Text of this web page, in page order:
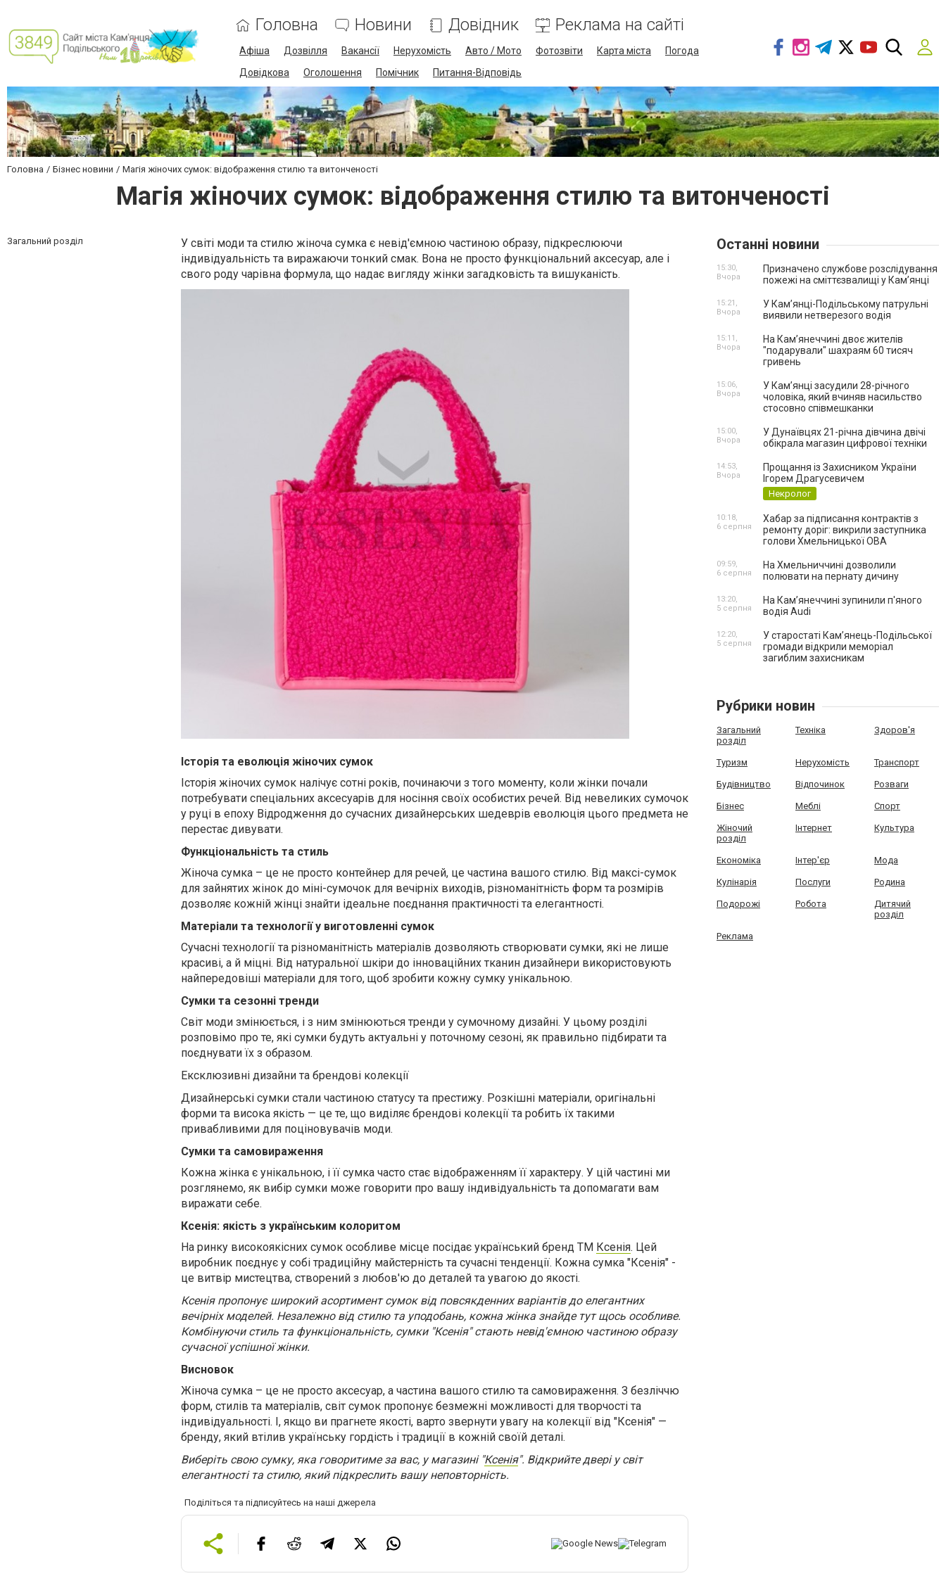
Головна Новини Довідник Реклама на сайті
Афіша Дозвілля Вакансії Нерухомість Авто / Мото Фотозвіти Карта міста
Погода
Довідкова
Оголошення Помічник Питання-Відповідь
Головна Бізнес новини Магія жіночих сумок: відображення стилю та витонченості
Магія жіночих сумок: відображення стилю та витонченості
Загальний розділ
У світі моди та стилю жіноча сумка є невід'ємною частиною образу, підкреслюючи
індивідуальність та виражаючи тонкий смак. Вона не просто функціональний аксесуар, але і
свого роду чарівна формула, що надає вигляду жінки загадковість та вишуканість.
Історія та еволюція жіночих сумок
Історія жіночих сумок налічує сотні років, починаючи з того моменту, коли жінки почали
потребувати спеціальних аксесуарів для носіння своїх особистих речей. Від невеликих сумочок
у руці в епоху Відродження до сучасних дизайнерських шедеврів еволюція цього предмета не
перестає дивувати.
Функціональність та стиль
Жіноча сумка – це не просто контейнер для речей, це частина вашого стилю. Від максі-сумок
для зайнятих жінок до міні-сумочок для вечірніх виходів, різноманітність форм та розмірів
дозволяє кожній жінці знайти ідеальне поєднання практичності та елегантності.
Матеріали та технології у виготовленні сумок
Сучасні технології та різноманітність матеріалів дозволяють створювати сумки, які не лише
красиві, а й міцні. Від натуральної шкіри до інноваційних тканин дизайнери використовують
найпередовіші матеріали для того, щоб зробити кожну сумку унікальною.
Сумки та сезонні тренди
Світ моди змінюється, і з ним змінюються тренди у сумочному дизайні. У цьому розділі
розповімо про те, які сумки будуть актуальні у поточному сезоні, як правильно підбирати та
поєднувати їх з образом.
Ексклюзивні дизайни та брендові колекції
Дизайнерські сумки стали частиною статусу та престижу. Розкішні матеріали, оригінальні
форми та висока якість — це те, що виділяє брендові колекції та робить їх такими
привабливими для поціновувачів моди.
Сумки та самовираження
Кожна жінка є унікальною, і її сумка часто стає відображенням її характеру. У цій частині ми
розглянемо, як вибір сумки може говорити про вашу індивідуальність та допомагати вам
виражати себе.
Ксенія: якість з українським колоритом
На ринку високоякісних сумок особливе місце посідає український бренд ТМ Ксенія. Цей
виробник поєднує у собі традиційну майстерність та сучасні тенденції. Кожна сумка "Ксенія" -
це витвір мистецтва, створений з любов'ю до деталей та увагою до якості.
Ксенія пропонує широкий асортимент сумок від повсякденних варіантів до елегантних
вечірніх моделей. Незалежно від стилю та уподобань, кожна жінка знайде тут щось особливе.
Комбінуючи стиль та функціональність, сумки "Ксенія" стають невід'ємною частиною образу
сучасної успішної жінки.
Висновок
Жіноча сумка – це не просто аксесуар, а частина вашого стилю та самовираження. З безліччю
форм, стилів та матеріалів, світ сумок пропонує безмежні можливості для творчості та
індивідуальності. І, якщо ви прагнете якості, варто звернути увагу на колекції від "Ксенія" —
бренду, який втілив українську гордість і традиції в кожній своїй деталі.
Виберіть свою сумку, яка говоритиме за вас, у магазині "Ксенія". Відкрийте двері у світ
елегантності та стилю, який підкреслить вашу неповторність.
Поділіться та підписуйтесь на наші джерела
Останні новини
Призначено службове розслідування
пожежі на сміттєзвалищі у Кам’янці
15:30,
Вчора
У Кам’янці-Подільському патрульні
виявили нетверезого водія
15:21,
Вчора
На Камʼянеччині двоє жителів
"подарували" шахраям 60 тисяч
гривень
15:11,
Вчора
У Камʼянці засудили 28-річного
чоловіка, який вчиняв насильство
стосовно співмешканки
15:06,
Вчора
У Дунаївцях 21-річна дівчина двічі
обікрала магазин цифрової техніки
15:00,
Вчора
Прощання із Захисником України
Ігорем Драгусевичем
Некролог
14:53,
Вчора
Хабар за підписання контрактів з
ремонту доріг: викрили заступника
голови Хмельницької ОВА
10:18,
6 серпня
На Хмельниччині дозволили
полювати на пернату дичину
09:59,
6 серпня
На Камʼянеччині зупинили п'яного
водія Audi
13:20,
5 серпня
У старостаті Кам’янець-Подільської
громади відкрили меморіал
загиблим захисникам
12:20,
5 серпня
Рубрики новин
Загальний
розділ
Техніка Здоров'я
Туризм Нерухомість Транспорт
Будівництво Відпочинок Розваги
Бізнес Меблі Спорт
Жіночий
розділ
Інтернет Культура
Економіка Інтер'єр Мода
Кулінарія Послуги Родина
Подорожі Робота
Дитячий
розділ
Реклама